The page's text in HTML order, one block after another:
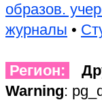
образов.
журналы •
Регион:
Warning: